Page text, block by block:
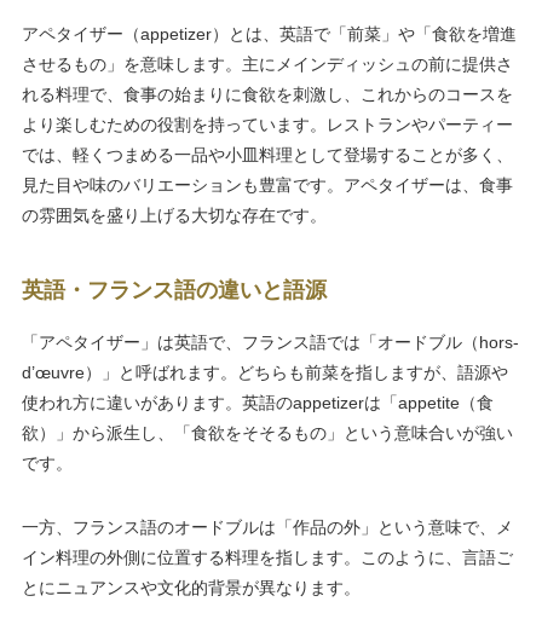
アペタイザー（appetizer）とは、英語で「前菜」や「食欲を増進
させるもの」を意味します。主にメインディッシュの前に提供さ
れる料理で、食事の始まりに食欲を刺激し、これからのコースを
より楽しむための役割を持っています。レストランやパーティー
では、軽くつまめる一品や小皿料理として登場することが多く、
見た目や味のバリエーションも豊富です。アペタイザーは、食事
の雰囲気を盛り上げる大切な存在です。
英語・フランス語の違いと語源
「アペタイザー」は英語で、フランス語では「オードブル（hors-
d’œuvre）」と呼ばれます。どちらも前菜を指しますが、語源や
使われ方に違いがあります。英語のappetizerは「appetite（食
欲）」から派生し、「食欲をそそるもの」という意味合いが強い
です。
一方、フランス語のオードブルは「作品の外」という意味で、メ
イン料理の外側に位置する料理を指します。このように、言語ご
とにニュアンスや文化的背景が異なります。